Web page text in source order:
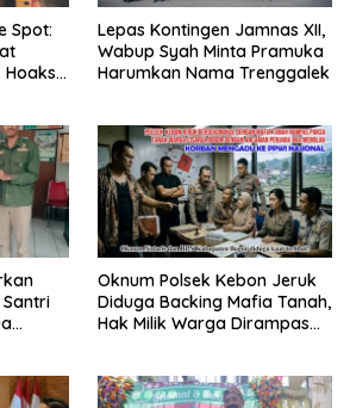
Spot:
Lepas Kontingen Jamnas XII,
Wabup Syah Minta Pramuka
Harumkan Nama Trenggalek
Oknum Polsek Kebon Jeruk
Diduga Backing Mafia Tanah,
Hak Milik Warga Dirampas